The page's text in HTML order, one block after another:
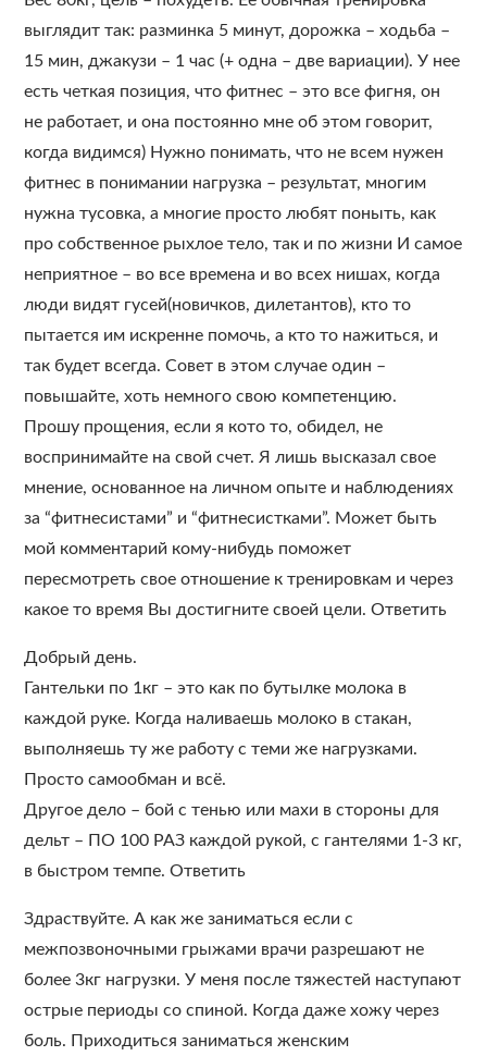
выглядит так: разминка 5 минут, дорожка – ходьба –
15 мин, джакузи – 1 час (+ одна – две вариации). У нее
есть четкая позиция, что фитнес – это все фигня, он
не работает, и она постоянно мне об этом говорит,
когда видимся) Нужно понимать, что не всем нужен
фитнес в понимании нагрузка – результат, многим
нужна тусовка, а многие просто любят поныть, как
про собственное рыхлое тело, так и по жизни И самое
неприятное – во все времена и во всех нишах, когда
люди видят гусей(новичков, дилетантов), кто то
пытается им искренне помочь, а кто то нажиться, и
так будет всегда. Совет в этом случае один –
повышайте, хоть немного свою компетенцию.
Прошу прощения, если я кото то, обидел, не
воспринимайте на свой счет. Я лишь высказал свое
мнение, основанное на личном опыте и наблюдениях
за “фитнесистами” и “фитнесистками”. Может быть
мой комментарий кому-нибудь поможет
пересмотреть свое отношение к тренировкам и через
какое то время Вы достигните своей цели. Ответить
Добрый день.
Гантельки по 1кг – это как по бутылке молока в
каждой руке. Когда наливаешь молоко в стакан,
выполняешь ту же работу с теми же нагрузками.
Просто самообман и всё.
Другое дело – бой с тенью или махи в стороны для
дельт – ПО 100 РАЗ каждой рукой, с гантелями 1-3 кг,
в быстром темпе. Ответить
Здраствуйте. А как же заниматься если с
межпозвоночными грыжами врачи разрешают не
более 3кг нагрузки. У меня после тяжестей наступают
острые периоды со спиной. Когда даже хожу через
боль. Приходиться заниматься женским